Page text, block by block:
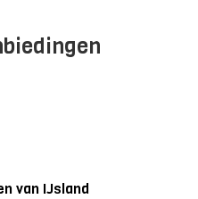
van IJsland